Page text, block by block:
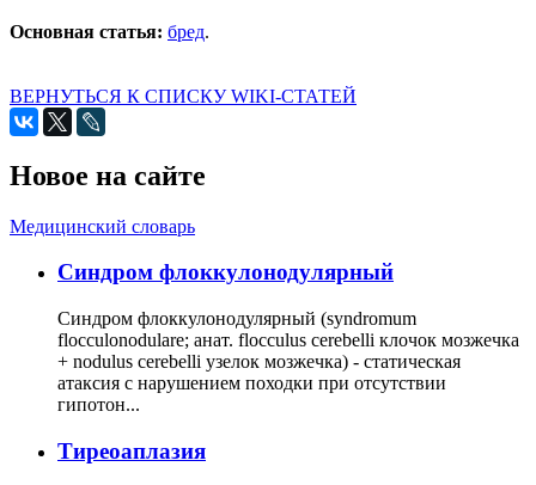
Основная статья: бред.
ВЕРНУТЬСЯ К СПИСКУ WIKI-СТАТЕЙ
Новое на сайте
Медицинский словарь
Cиндром флоккулонодулярный
Синдром флоккулонодулярный (syndromum
flocculonodulare; анат. flocculus cerebelli клочок мозжечка
+ nodulus cerebelli узелок мозжечка) - статическая
атаксия с нарушением походки при отсутствии
гипотон...
Тиреоаплазия